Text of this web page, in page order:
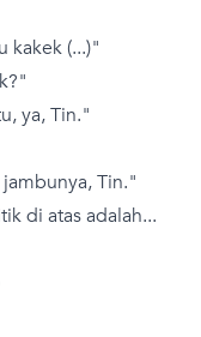
kakek (...)"
ya, Tin."
Tin."
di atas adalah...